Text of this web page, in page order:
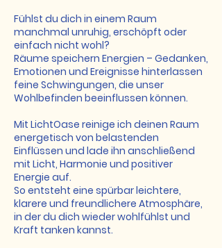
Fühlst du dich in einem Raum
manchmal unruhig, erschöpft oder
einfach nicht wohl?
Räume speichern Energien – Gedanken,
Emotionen und Ereignisse hinterlassen
feine Schwingungen, die unser
Wohlbefinden beeinflussen können.
Mit LichtOase reinige ich deinen Raum
energetisch von belastenden
Einflüssen und lade ihn anschließend
mit Licht, Harmonie und positiver
Energie auf.
So entsteht eine spürbar leichtere,
klarere und freundlichere Atmosphäre,
in der du dich wieder wohlfühlst und
Kraft tanken kannst.